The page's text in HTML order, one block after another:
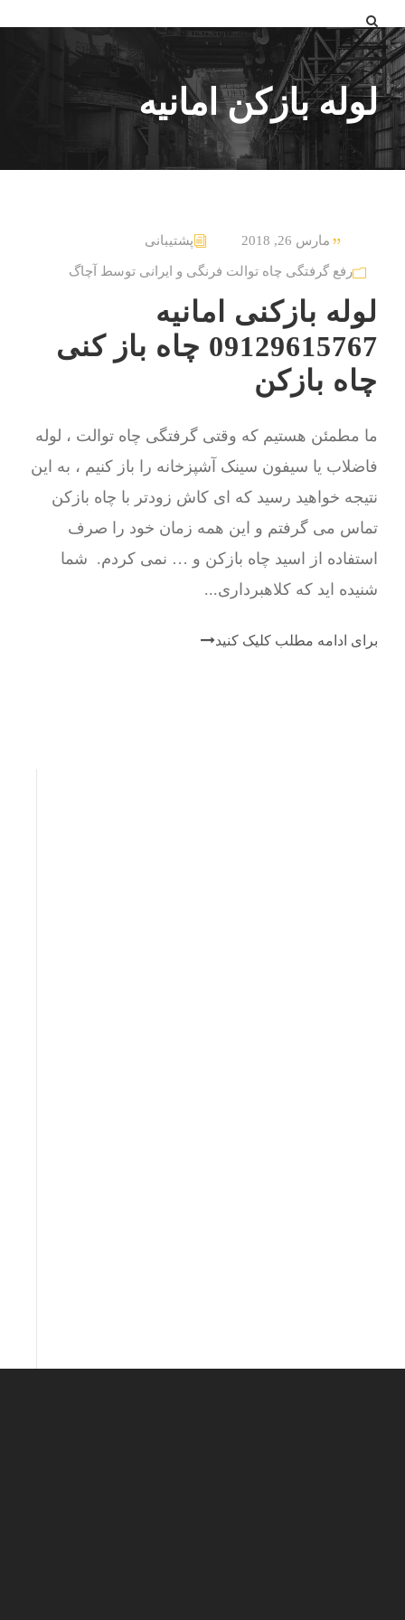
لوله بازکن امانیه
مارس 26, 2018 پشتیبانی
رفع گرفتگی چاه توالت فرنگی و ایرانی توسط آچاگ
لوله بازکنی امانیه
09129615767 چاه باز کنی
چاه بازکن
ما مطمئن هستیم که وقتی گرفتگی چاه توالت ، لوله
فاضلاب یا سیفون سینک آشپزخانه را باز کنیم ، به این
نتیجه خواهید رسید که ای کاش زودتر با چاه بازکن
تماس می گرفتم و این همه زمان خود را صرف
استفاده از اسید چاه بازکن و … نمی کردم. شما
شنیده اید که کلاهبرداری...
برای ادامه مطلب کلیک کنید